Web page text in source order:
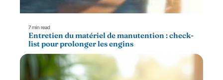
7 min read
Entretien du matériel de manutention : check-
list pour prolonger les engins